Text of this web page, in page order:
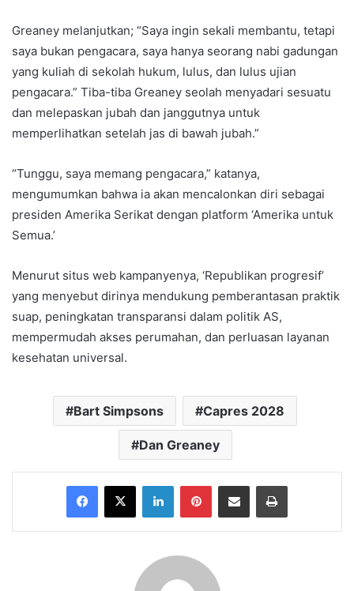
Greaney melanjutkan; “Saya ingin sekali membantu, tetapi
saya bukan pengacara, saya hanya seorang nabi gadungan
yang kuliah di sekolah hukum, lulus, dan lulus ujian
pengacara.” Tiba-tiba Greaney seolah menyadari sesuatu
dan melepaskan jubah dan janggutnya untuk
memperlihatkan setelah jas di bawah jubah.”
“Tunggu, saya memang pengacara,” katanya,
mengumumkan bahwa ia akan mencalonkan diri sebagai
presiden Amerika Serikat dengan platform ‘Amerika untuk
Semua.’
Menurut situs web kampanyenya, ‘Republikan progresif’
yang menyebut dirinya mendukung pemberantasan praktik
suap, peningkatan transparansi dalam politik AS,
mempermudah akses perumahan, dan perluasan layanan
kesehatan universal.
Bart Simpsons Capres 2028
Dan Greaney
Facebook
X LinkedInPinterestShare via Email Print